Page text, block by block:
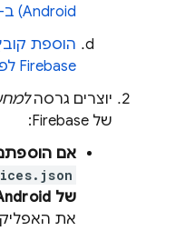
Android) ב-Firebase
הוספת
Firebase לפלטפורמה לנייד
יוצרים גרסה
של Firebase:
אם
של Android